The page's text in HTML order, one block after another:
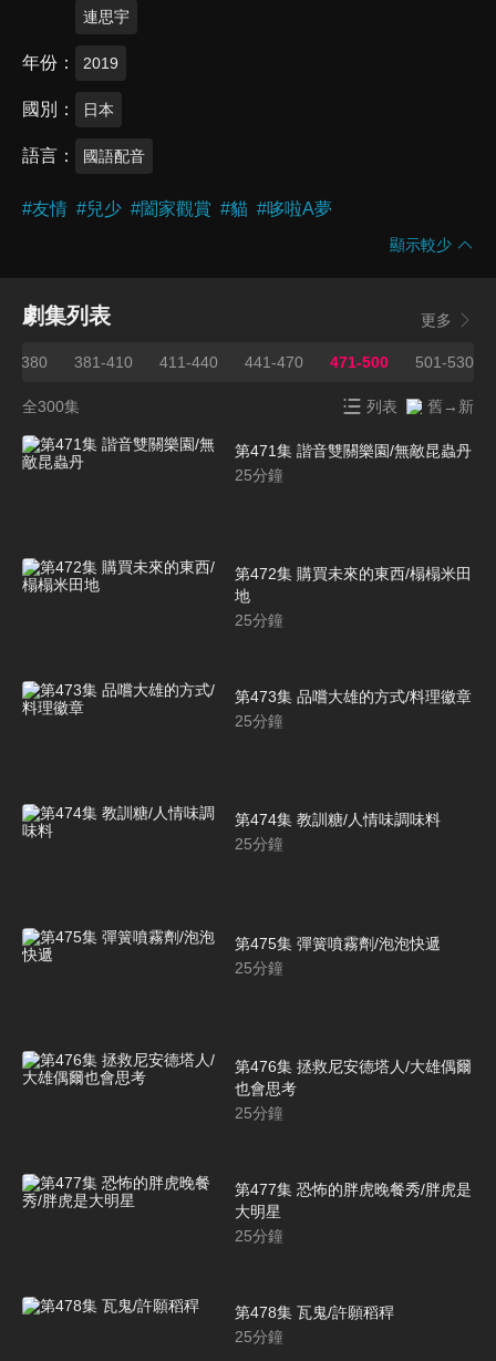
連思宇
年份 2019
國別 日本
語言 國語配音
#友情 #兒少 #闔家觀賞 #貓 #哆啦A夢
顯示較少
劇集列表 更多
380 381-410 411-440 441-470 471-500 501-530
全300集 列表 舊→新
第471集 諧音雙關樂園/無敵昆蟲丹
25分鐘
第472集 購買未來的東西/榻榻米田
地
25分鐘
第473集 品嚐大雄的方式/料理徽章
25分鐘
第474集 教訓糖/人情味調味料
25分鐘
第475集 彈簧噴霧劑/泡泡快遞
25分鐘
第476集 拯救尼安德塔人/大雄偶爾
也會思考
25分鐘
第477集 恐怖的胖虎晚餐秀/胖虎是
大明星
25分鐘
第478集 瓦鬼/許願稻稈
25分鐘